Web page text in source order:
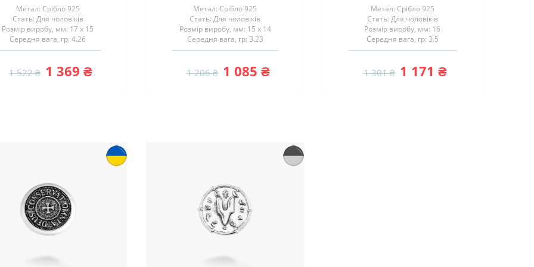
Метал: Срібло 925
Стать: Для чоловіків
Розмір виробу, мм: 17 х 15
Середня вага, гр: 4.26
1 522 ₴ 1 369 ₴
Метал: Срібло 925
Стать: Для чоловіків
Розмір виробу, мм: 15 х 14
Середня вага, гр: 3.23
1 206 ₴ 1 085 ₴
Метал: Срібло 925
Стать: Для чоловіків
Розмір виробу, мм: 16
Середня вага, гр: 3.5
1 301 ₴ 1 171 ₴